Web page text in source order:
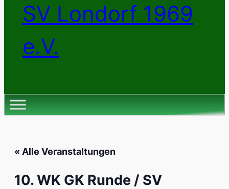
SV Londorf 1969
e.V.
« Alle Veranstaltungen
10. WK GK Runde / SV